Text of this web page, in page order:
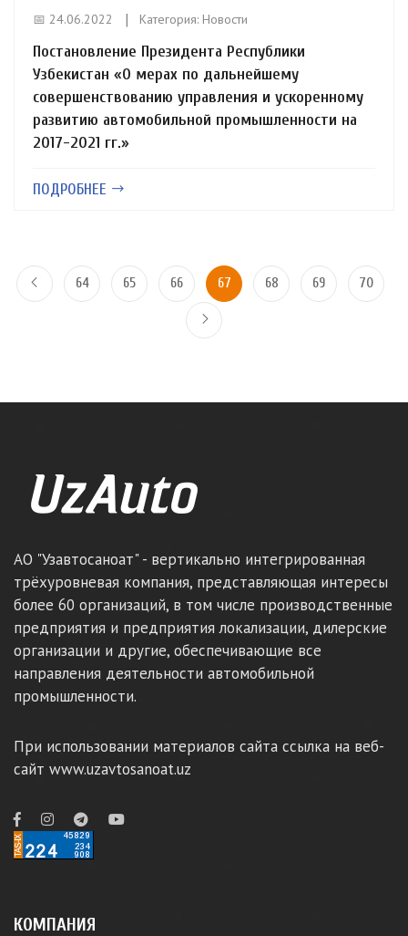
📅 24.06.2022 Категория: Новости
Постановление Президента Республики
Узбекистан «О мерах по дальнейшему
совершенствованию управления и ускоренному
развитию автомобильной промышленности на
2017-2021 гг.»
ПОДРОБНЕЕ
64 65 66 67 68 69 70
АО "Узавтосаноат" - вертикально интегрированная
трёхуровневая компания, представляющая интересы
более 60 организаций, в том числе производственные
предприятия и предприятия локализации, дилерские
организации и другие, обеспечивающие все
направления деятельности автомобильной
промышленности.
При использовании материалов сайта ссылка на веб-
сайт www.uzavtosanoat.uz
КОМПАНИЯ